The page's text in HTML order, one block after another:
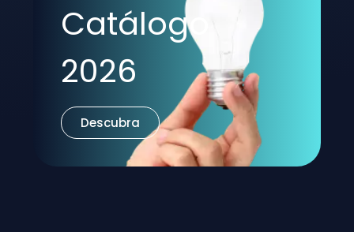
Catálogo
2026
Descubra